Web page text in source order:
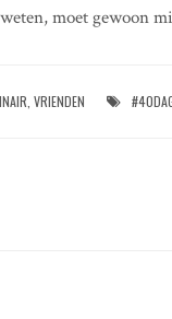
moet gewoon
,VRIENDEN